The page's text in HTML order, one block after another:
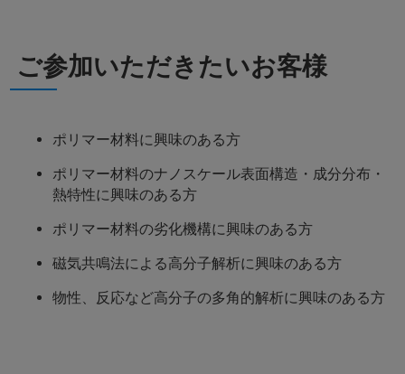
ご参加いただきたいお客様
ポリマー材料に興味のある方
ポリマー材料のナノスケール表面構造・成分分布・
熱特性に興味のある方
ポリマー材料の劣化機構に興味のある方
磁気共鳴法による高分子解析に興味のある方
物性、反応など高分子の多角的解析に興味のある方